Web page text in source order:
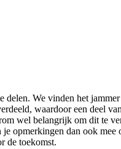
We vinden het
waardoor een deel
wel belangrijk om dit te
opmerkingen dan ook
de toekomst.